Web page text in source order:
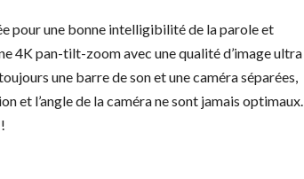
pour une bonne intelligibilité de la parole et
4K pan-tilt-zoom avec une qualité d’image ultra
une barre de son et une caméra séparées,
et l’angle de la caméra ne sont jamais optimaux.